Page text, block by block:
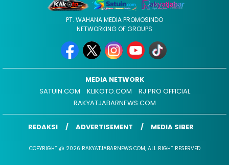
PT. WAHANA MEDIA PROMOSINDO
NETWORKING OF GROUPS
MEDIA NETWORK
SATUIN.COM
KLIKOTO.COM
RJ PRO OFFICIAL
RAKYATJABARNEWS.COM
REDAKSI ADVERTISEMENT MEDIA SIBER
COPYRIGHT @ 2026 RAKYATJABARNEWS.COM, ALL RIGHT RESERVED